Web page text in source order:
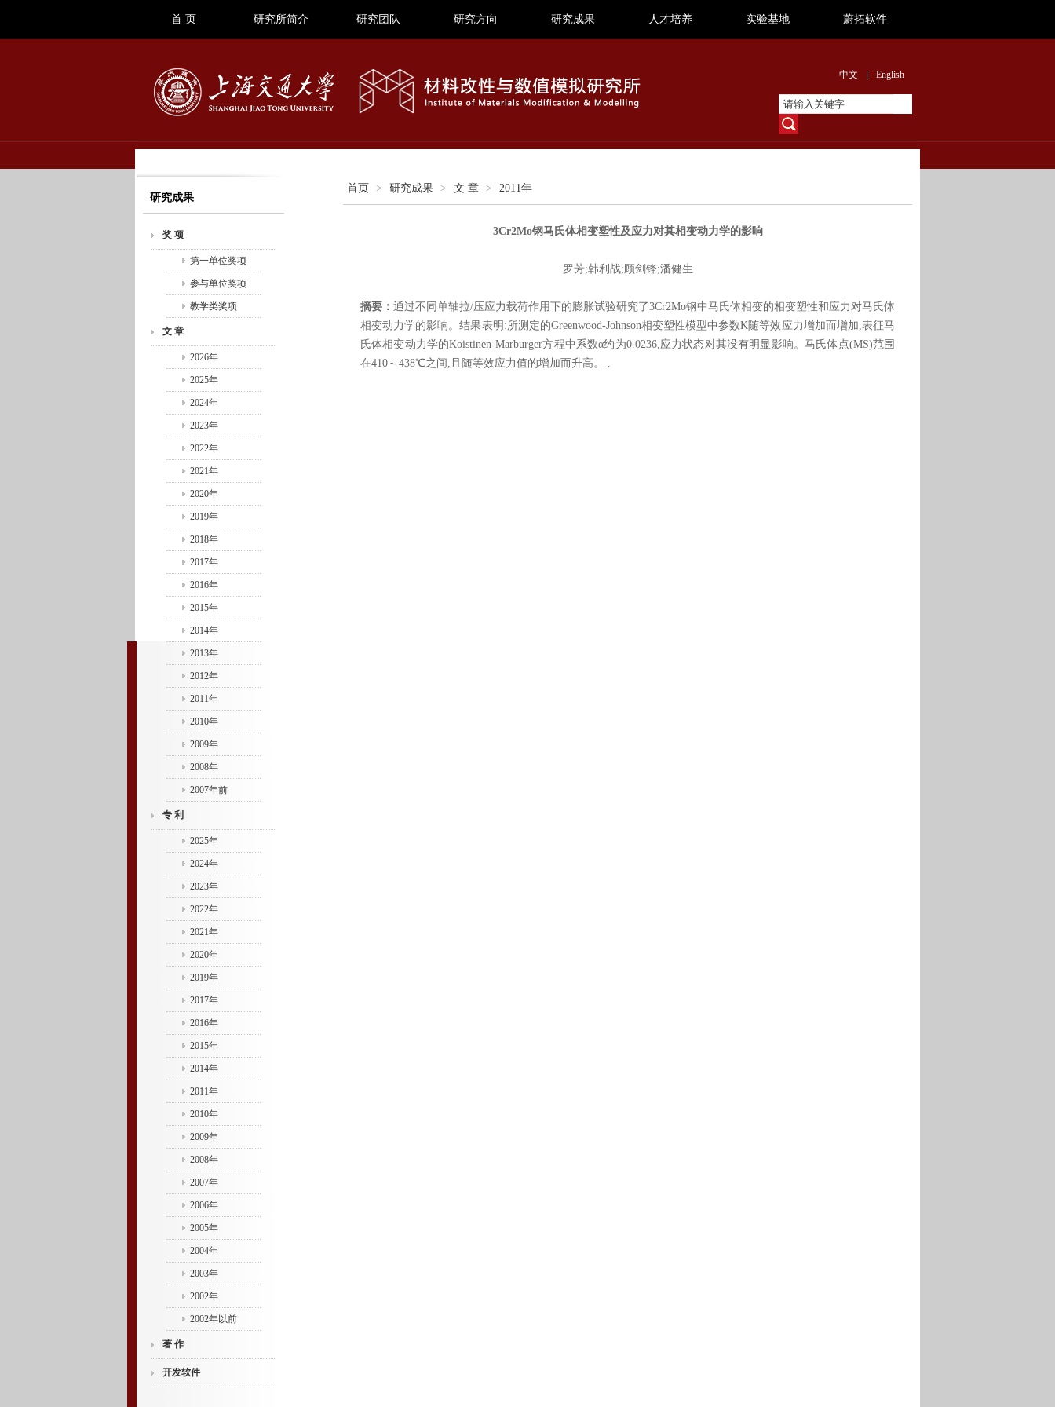
首 页 研究所简介 研究团队 研究方向 研究成果 人才培养 实验基地 蔚拓软件
中文 English
研究成果
奖 项
第一单位奖项
参与单位奖项
教学类奖项
文 章
2026年
2025年
2024年
2023年
2022年
2021年
2020年
2019年
2018年
2017年
2016年
2015年
2014年
2013年
2012年
2011年
2010年
2009年
2008年
2007年前
专 利
2025年
2024年
2023年
2022年
2021年
2020年
2019年
2017年
2016年
2015年
2014年
2011年
2010年
2009年
2008年
2007年
2006年
2005年
2004年
2003年
2002年
2002年以前
著 作
开发软件
首页 > 研究成果 > 文 章 > 2011年
3Cr2Mo钢马氏体相变塑性及应力对其相变动力学的影响
罗芳;韩利战;顾剑锋;潘健生
摘要： 通过不同单轴拉/压应力载荷作用下的膨胀试验研究了3Cr2Mo钢中马氏体相变的相变塑性和应力对马氏体
相变动力学的影响。结果表明:所测定的Greenwood-Johnson相变塑性模型中参数K随等效应力增加而增加,表征马
氏体相变动力学的Koistinen-Marburger方程中系数α约为0.0236,应力状态对其没有明显影响。马氏体点(MS)范围
在410～438℃之间,且随等效应力值的增加而升高。 .